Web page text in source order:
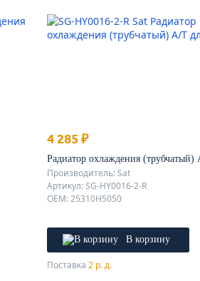
4 285 ₽
Радиатор охлаждения (трубчатый)
Производитель: Sat
Артикул: SG-HY0016-2-R
OEM: 25310H5050
В корзину
Поставка2 р. д.